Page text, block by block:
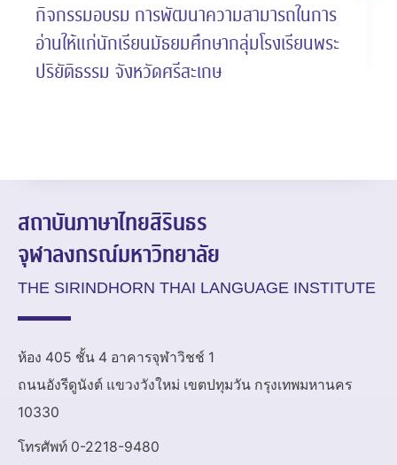
กิจกรรมอบรม การพัฒนาความสามารถในการ
อ่านให้แก่นักเรียนมัธยมศึกษากลุ่มโรงเรียนพระ
ปริยัติธรรม จังหวัดศรีสะเกษ
สถาบันภาษาไทยสิรินธร
จุฬาลงกรณ์มหาวิทยาลัย
THE SIRINDHORN THAI LANGUAGE INSTITUTE
ห้อง 405 ชั้น 4 อาคารจุฬาวิชช์ 1
ถนนอังรีดูนังต์ แขวงวังใหม่ เขตปทุมวัน กรุงเทพมหานคร
10330
โทรศัพท์ 0-2218-9480